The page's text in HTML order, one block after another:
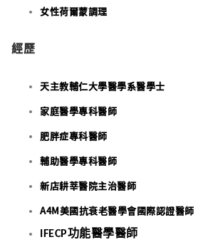
女性荷爾蒙調理
經歷
天主教輔仁大學醫學系醫學士
家庭醫學專科醫師
肥胖症專科醫師
輔助醫學專科醫師
新店耕莘醫院主治醫師
A4M美國抗衰老醫學會國際認證醫師
IFECP功能醫學醫師